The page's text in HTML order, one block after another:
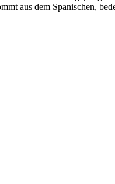
aus dem Spanischen,